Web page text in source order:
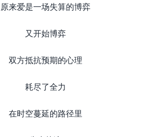
原来爱是一场失算的博弈
又开始博弈
双方抵抗预期的心理
耗尽了全力
在时空蔓延的路径里